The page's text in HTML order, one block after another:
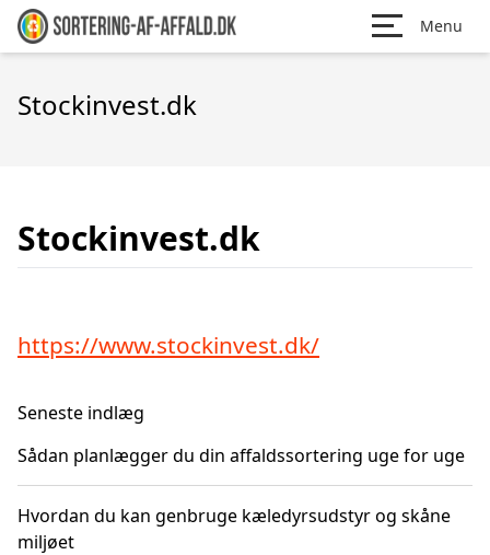
Menu
Stockinvest.dk
Stockinvest.dk
https://www.stockinvest.dk/
Seneste indlæg
Sådan planlægger du din affaldssortering uge for uge
Hvordan du kan genbruge kæledyrsudstyr og skåne
miljøet